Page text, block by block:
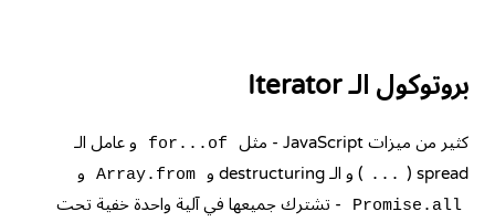
بروتوكول الـ Iterator
كثير من ميزات JavaScript - مثل for...of
و عامل الـ
spread (
... ) و الـ destructuring و Array.from و
Promise.all
- تشترك جميعها في آلية واحدة خفية تحت